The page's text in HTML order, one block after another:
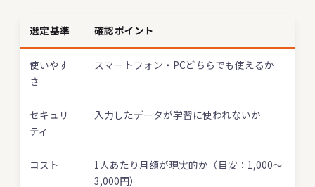
選定基準 確認ポイント
使いやす
さ
スマートフォン・PCどちらでも使えるか
セキュリ
ティ
入力したデータが学習に使われないか
コスト
1人あたり月額が現実的か（目安：1,000〜
3,000円）